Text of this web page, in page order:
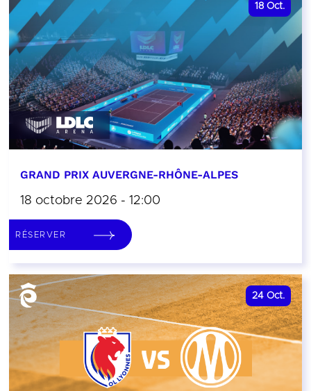
18 Oct.
GRAND PRIX AUVERGNE-RHÔNE-ALPES
18 octobre 2026 - 12:00
RÉSERVER
24 Oct.